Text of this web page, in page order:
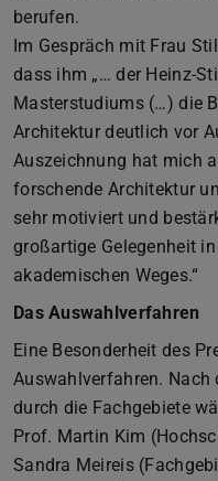
berufen.
Im Gespräch mit Frau
dass ihm „… der Heinz-
Masterstudiums (…) die
Architektur deutlich vor
Auszeichnung hat mich
forschende Architektur
sehr motiviert und
großartige Gelegenheit
akademischen Weges.“
Das Auswahlverfahren
Eine Besonderheit des
Auswahlverfahren. Nach
durch die Fachgebiete
Prof. Martin Kim
Sandra Meireis